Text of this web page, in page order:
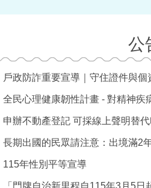
『拒絕人口販運，守護人權和平。
消費購物停看聽、保護權益心不驚 ~
公
戶政防詐重要宣導｜守住證件與
全民心理健康韌性計畫 - 對精神疾
申辦不動產登記 可採線上聲明替
長期出國的民眾請注意：出境滿2
115年性別平等宣導